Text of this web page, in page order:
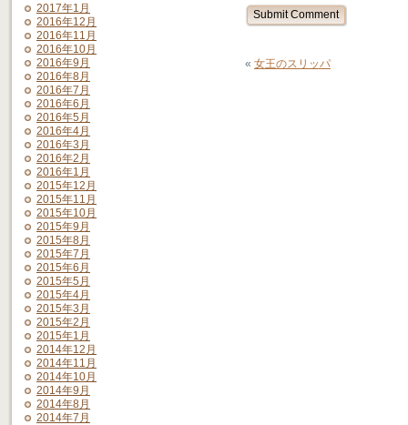
2017年1月
2016年12月
2016年11月
2016年10月
2016年9月
2016年8月
2016年7月
2016年6月
2016年5月
2016年4月
2016年3月
2016年2月
2016年1月
2015年12月
2015年11月
2015年10月
2015年9月
2015年8月
2015年7月
2015年6月
2015年5月
2015年4月
2015年3月
2015年2月
2015年1月
2014年12月
2014年11月
2014年10月
2014年9月
2014年8月
2014年7月
« 女王のスリッパ